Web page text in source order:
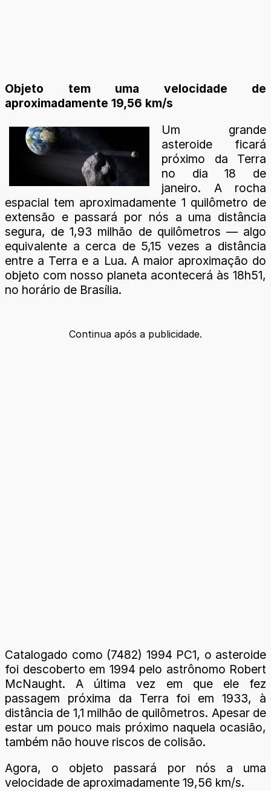
Objeto tem uma velocidade de
aproximadamente 19,56 km/s
Um grande
asteroide ficará
próximo da Terra
no dia 18 de
janeiro. A rocha
espacial tem aproximadamente 1 quilômetro de
extensão e passará por nós a uma distância
segura, de 1,93 milhão de quilômetros — algo
equivalente a cerca de 5,15 vezes a distância
entre a Terra e a Lua. A maior aproximação do
objeto com nosso planeta acontecerá às 18h51,
no horário de Brasília.
Continua após a publicidade.
Catalogado como (7482) 1994 PC1, o asteroide
foi descoberto em 1994 pelo astrônomo Robert
McNaught. A última vez em que ele fez
passagem próxima da Terra foi em 1933, à
distância de 1,1 milhão de quilômetros. Apesar de
estar um pouco mais próximo naquela ocasião,
também não houve riscos de colisão.
Agora, o objeto passará por nós a uma
velocidade de aproximadamente 19,56 km/s.